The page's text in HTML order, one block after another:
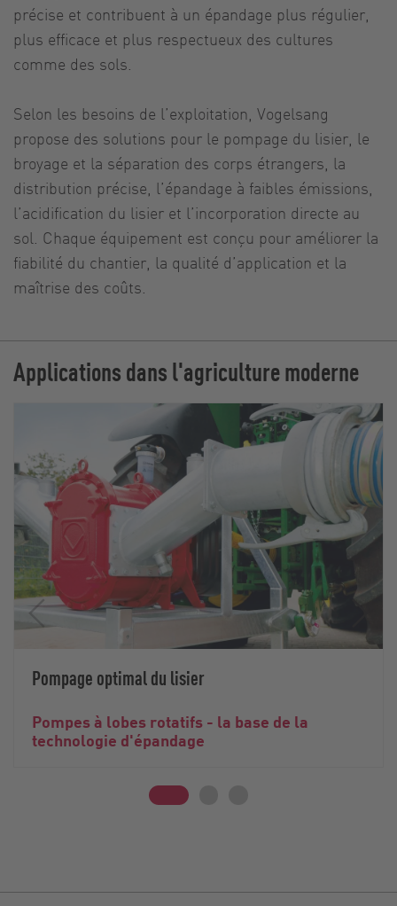
précise et contribuent à un épandage plus régulier,
plus efficace et plus respectueux des cultures
comme des sols.
Selon les besoins de l’exploitation, Vogelsang
propose des solutions pour le pompage du lisier, le
broyage et la séparation des corps étrangers, la
distribution précise, l’épandage à faibles émissions,
l’acidification du lisier et l’incorporation directe au
sol. Chaque équipement est conçu pour améliorer la
fiabilité du chantier, la qualité d’application et la
maîtrise des coûts.
Applications dans l'agriculture moderne
Pompage optimal du lisier
Pompes à lobes rotatifs - la base de la
technologie d'épandage